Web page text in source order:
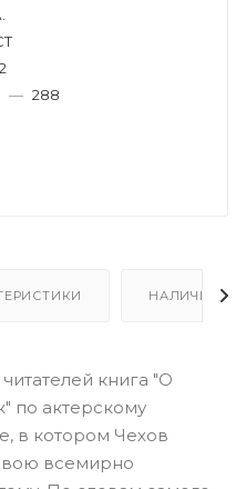
— 288
НАЛИЧИЕ
книга "О
по актерскому
в котором Чехов
всемирно